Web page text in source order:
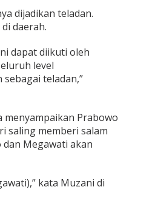
dijadikan teladan.
daerah.
dapat diikuti oleh
level
teladan,”
menyampaikan Prabowo
saling memberi salam
Megawati akan
kata Muzani di